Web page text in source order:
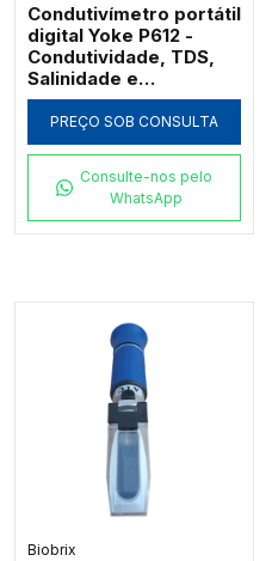
Condutivímetro portátil
digital Yoke P612 -
Condutividade, TDS,
Salinidade e
Resistividade
PREÇO SOB CONSULTA
Consulte-nos pelo
WhatsApp
Biobrix